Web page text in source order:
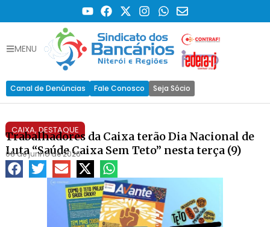
MENU
Canal de Denúncias Fale Conosco Seja Sócio
CAIXA,DESTAQUE
Trabalhadores da Caixa terão Dia Nacional de
Luta “Saúde Caixa Sem Teto” nesta terça (9)
08 de junho de 2026